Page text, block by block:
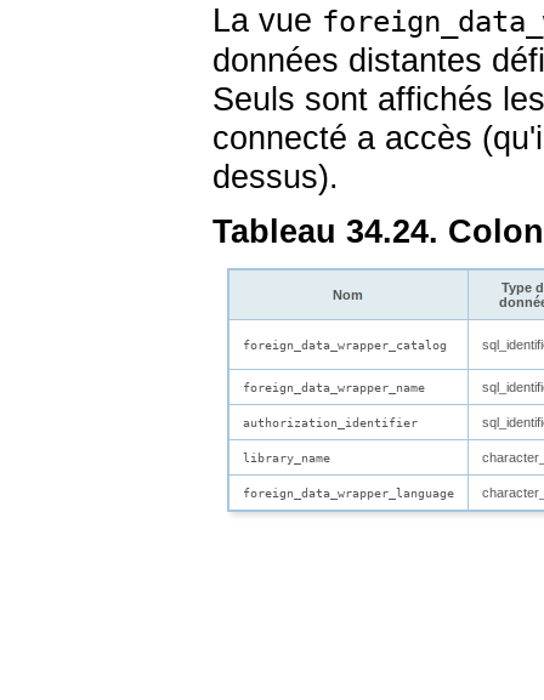
La vue
données distantes
Seuls sont affichés
connecté a accès
dessus).
Tableau 34.24.
Nom
Type
foreign_data_wrapper_catalog
foreign_data_wrapper_name
authorization_identifier
library_name
foreign_data_wrapper_language